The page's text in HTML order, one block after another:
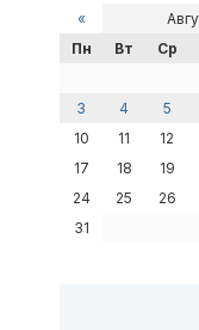
«
Пн
Вт Ср
3
4 5
10
11 12
17
18 19
24
25 26
31